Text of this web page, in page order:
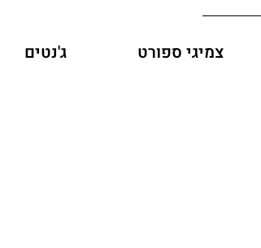
צמיגי ספורט ג'נטים